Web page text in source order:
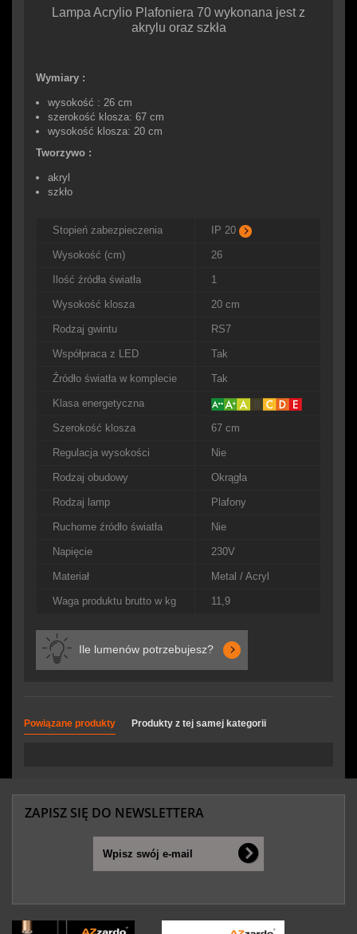
Lampa Acrylio Plafoniera 70 wykonana jest z
akrylu oraz szkła
Wymiary :
wysokość : 26 cm
szerokość klosza: 67 cm
wysokość klosza: 20 cm
Tworzywo :
akryl
szkło
Stopień zabezpieczenia IP 20
Wysokość (cm) 26
Ilość źródła światła 1
Wysokość klosza 20 cm
Rodzaj gwintu RS7
Współpraca z LED Tak
Źródło światła w komplecie Tak
Klasa energetyczna
Szerokość klosza 67 cm
Regulacja wysokości Nie
Rodzaj obudowy Okrągła
Rodzaj lamp Plafony
Ruchome źródło światła Nie
Napięcie 230V
Materiał Metal / Acryl
Waga produktu brutto w kg 11,9
Ile lumenów potrzebujesz?
Powiązane produkty Produkty z tej samej kategorii
ZAPISZ SIĘ DO NEWSLETTERA